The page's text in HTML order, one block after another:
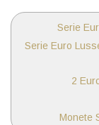
Serie
Serie Euro
2
Monete